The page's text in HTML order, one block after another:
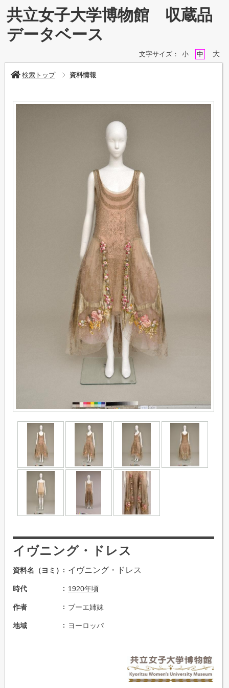
共立女子大学博物館 収蔵品
データベース
文字サイズ： 小 中 大
検索トップ 資料情報
イヴニング・ドレス
資料名（ヨミ） イヴニング・ドレス
時代 1920年頃
作者 ブーエ姉妹
地域 ヨーロッパ